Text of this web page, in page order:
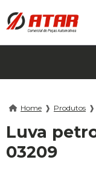
Home ❱ Produtos ❱
Luva
03209